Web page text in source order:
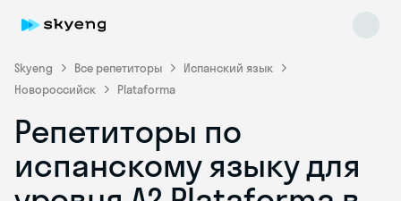
Skyeng Все репетиторы
Испанский язык
Новороссийск
Plataforma
Репетиторы по
испанскому языку для